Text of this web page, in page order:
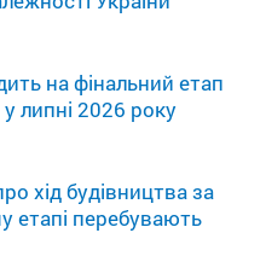
на фінальний етап
липні 2026 року
хід будівництва за
етапі перебувають